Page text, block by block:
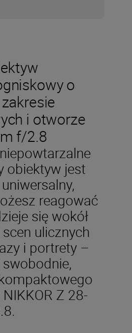
o
i otworze
f/2.8
obiektyw jest
reagować
się wokół
ulicznych
i portrety –
Z 28-